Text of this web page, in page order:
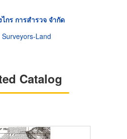
ไกร การสำรวจ จำกัด
Surveyors-Land
Catalog